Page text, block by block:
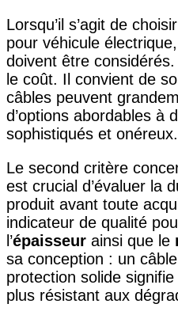
Lorsqu’il s’agit de
pour véhicule
doivent être
le coût. Il convient de
câbles peuvent
d’options abordables à
sophistiqués et onéreux.
Le second critère
est crucial d’évaluer la
produit avant toute
indicateur de qualité
l’épaisseur ainsi que le
sa conception : un
protection solide
plus résistant aux